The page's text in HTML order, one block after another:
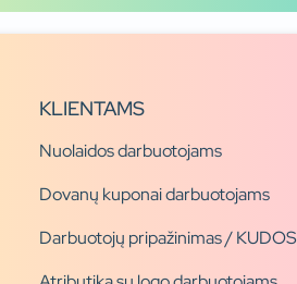
KLIENTAMS
Nuolaidos darbuotojams
Dovanų kuponai darbuotojams
Darbuotojų pripažinimas / KUDOS